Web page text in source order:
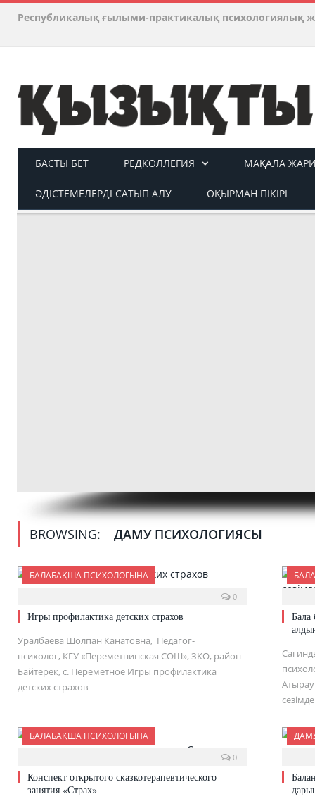
Республикалық ғылыми-практикалық психологиялық
БАСТЫ БЕТ РЕДКОЛЛЕГИЯ МАҚАЛА
ӘДІСТЕМЕЛЕРДІ САТЫП АЛУ ОҚЫРМАН ПІКІРІ
BROWSING: ДАМУ ПСИХОЛОГИЯСЫ
БАЛАБАҚША ПСИХОЛОГЫНА
0
Игры профилактика детских страхов
Уралбаева Шолпан Канатовна, Педагог-
психолог, КГУ «Переметнинская СОШ», ЗКО, район
Байтерек, с. Переметное Игры профилактика
детских страхов
Бала
БАЛАБАҚША ПСИХОЛОГЫНА
0
Конспект открытого сказкотерапевтического
занятия «Страх»